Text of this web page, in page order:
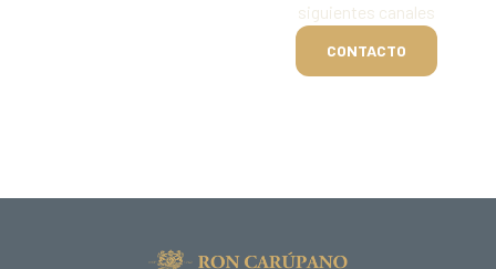
siguientes canales
CONTACTO